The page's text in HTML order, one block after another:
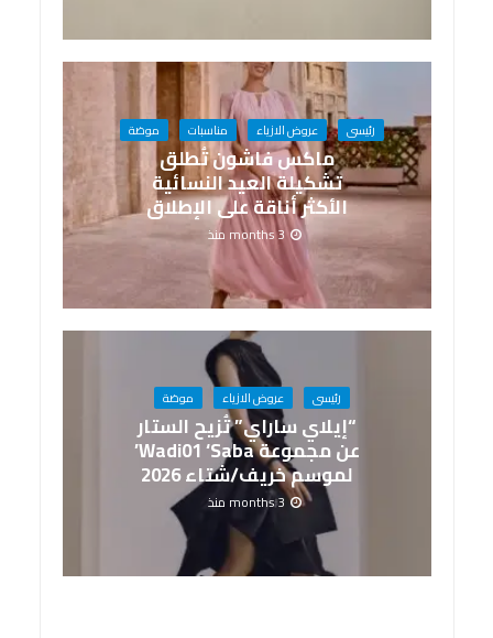
رئيسى عروض الازياء مناسبات موضة
ماكس فاشون تُطلق
تشكيلة العيد النسائية
الأكثر أناقة على الإطلاق
3 months منذ
رئيسى عروض الازياء موضة
“إيلاي ساراي” تُزيح الستار
عن مجموعة Wadi01 ‘Saba’
لموسم خريف/شتاء 2026
3 months منذ